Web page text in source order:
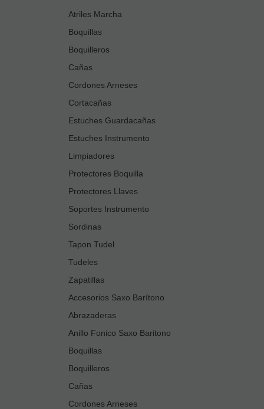
Atriles Marcha
Boquillas
Boquilleros
Cañas
Cordones Arneses
Cortacañas
Estuches Guardacañas
Estuches Instrumento
Limpiadores
Protectores Boquilla
Protectores Llaves
Soportes Instrumento
Sordinas
Tapon Tudel
Tudeles
Zapatillas
Accesorios Saxo Barítono
Abrazaderas
Anillo Fonico Saxo Baritono
Boquillas
Boquilleros
Cañas
Cordones Arneses